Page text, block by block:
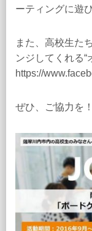
ーティングに遊
また、高校生た
ンジしてくれる“
https://
ぜひ、ご協力を